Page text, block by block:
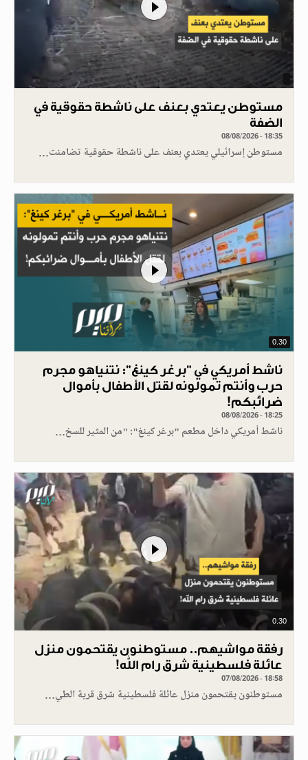
مستوطن يعتدي بعنف على ناشطة حقوقية في
الضفة
08/08/2026 - 18:35
مستوطن إسرائيلي يعتدي بعنف على ناشطة حقوقية تضامنت…
0.30
ناشط أمريكي في "برغر كينغ": نتنياهو مجرم
حرب وأنتم تمولونه لقتل الأطفال بأموال
ضرائبكم!
08/08/2026 - 18:25
ناشط أمريكي داخل مطعم "برغر كينغ": "من المثير للسخ…
0.30
رفقة مواشيهم.. مستوطنون يقتحمون منزل
عائلة فلسطينية شرق رام الله!
07/08/2026 - 18:58
مستوطنون يقتحمون منزل عائلة فلسطينية شرق قرية الطي…